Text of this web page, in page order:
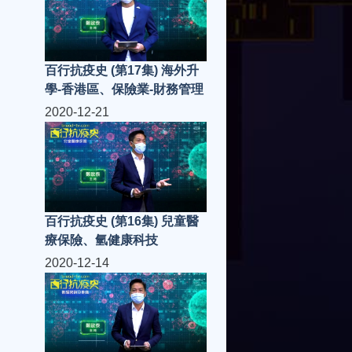
百行抗疫史 (第17集) 海外升
學-香港區、保險業-財務管理
2020-12-21
百行抗疫史 (第16集) 兒童醫
療保險、氫健康科技
2020-12-14